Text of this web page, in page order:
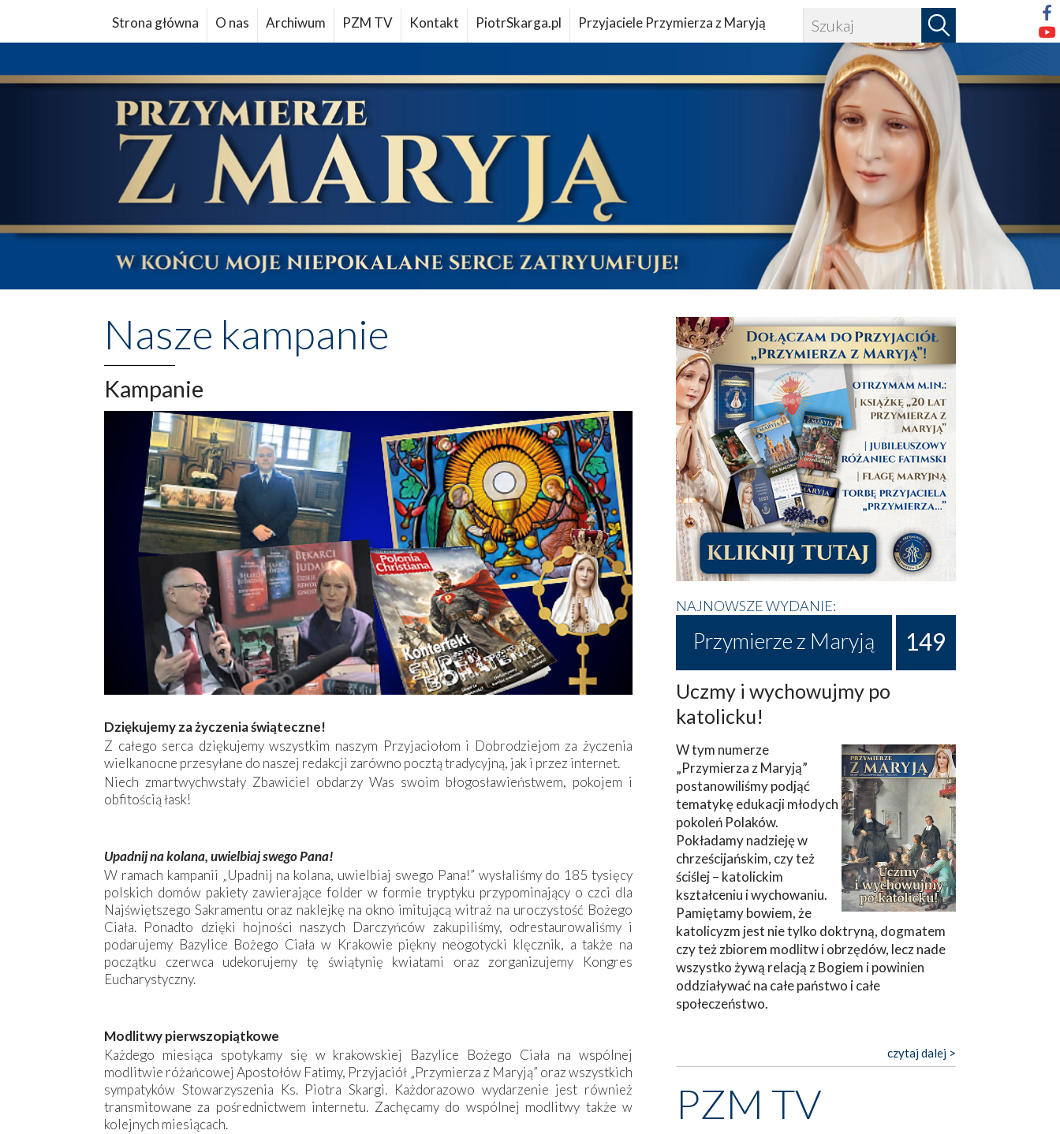
Strona główna O nas Archiwum PZM TV Kontakt PiotrSkarga.pl Przyjaciele Przymierza z Maryją
Nasze kampanie
Kampanie
Dziękujemy za życzenia świąteczne!
Z całego serca dziękujemy wszystkim naszym Przyjaciołom i Dobrodziejom za życzenia
wielkanocne przesyłane do naszej redakcji zarówno pocztą tradycyjną, jak i przez internet.
Niech zmartwychwstały Zbawiciel obdarzy Was swoim błogosławieństwem, pokojem i
obfitością łask!
Upadnij na kolana, uwielbiaj swego Pana!
W ramach kampanii „Upadnij na kolana, uwielbiaj swego Pana!” wysłaliśmy do 185 tysięcy
polskich domów pakiety zawierające folder w formie tryptyku przypominający o czci dla
Najświętszego Sakramentu oraz naklejkę na okno imitującą witraż na uroczystość Bożego
Ciała. Ponadto dzięki hojności naszych Darczyńców zakupiliśmy, odrestaurowaliśmy i
podarujemy Bazylice Bożego Ciała w Krakowie piękny neogotycki klęcznik, a także na
początku czerwca udekorujemy tę świątynię kwiatami oraz zorganizujemy Kongres
Eucharystyczny.
Modlitwy pierwszopiątkowe
Każdego miesiąca spotykamy się w krakowskiej Bazylice Bożego Ciała na wspólnej
modlitwie różańcowej Apostołów Fatimy, Przyjaciół „Przymierza z Maryją” oraz wszystkich
sympatyków Stowarzyszenia Ks. Piotra Skargi. Każdorazowo wydarzenie jest również
transmitowane za pośrednictwem internetu. Zachęcamy do wspólnej modlitwy także w
kolejnych miesiącach.
NAJNOWSZE WYDANIE:
Przymierze z Maryją 149
Uczmy i wychowujmy po
katolicku!
W tym numerze
„Przymierza z Maryją”
postanowiliśmy podjąć
tematykę edukacji młodych
pokoleń Polaków.
Pokładamy nadzieję w
chrześcijańskim, czy też
ściślej – katolickim
kształceniu i wychowaniu.
Pamiętamy bowiem, że
katolicyzm jest nie tylko doktryną, dogmatem
czy też zbiorem modlitw i obrzędów, lecz nade
wszystko żywą relacją z Bogiem i powinien
oddziaływać na całe państwo i całe
społeczeństwo.
czytaj dalej >
PZM TV